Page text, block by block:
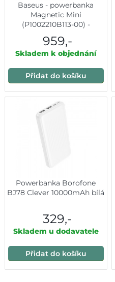
Baseus - powerbanka
Magnetic Mini
(P1002210B113-00) -
Lightning, 30 W, rychlé
nabíjení, 10 000 mAh -
959,-
Skladem k objednání
Přidat do košíku
Powerbanka Borofone
BJ78 Clever 10000mAh bílá
329,-
Skladem u dodavatele
Přidat do košíku